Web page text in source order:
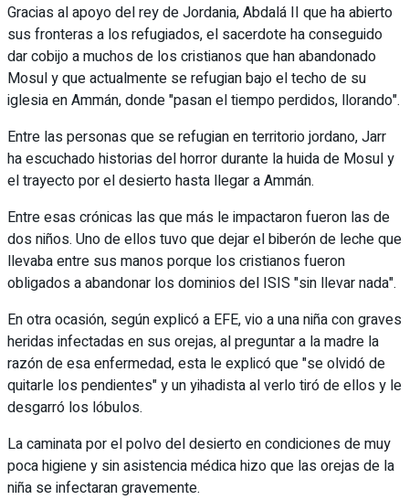
Gracias al apoyo del rey de Jordania, Abdalá II que ha abierto
sus fronteras a los refugiados, el sacerdote ha conseguido
dar cobijo a muchos de los cristianos que han abandonado
Mosul y que actualmente se refugian bajo el techo de su
iglesia en Ammán, donde "pasan el tiempo perdidos, llorando".
Entre las personas que se refugian en territorio jordano, Jarr
ha escuchado historias del horror durante la huida de Mosul y
el trayecto por el desierto hasta llegar a Ammán.
Entre esas crónicas las que más le impactaron fueron las de
dos niños. Uno de ellos tuvo que dejar el biberón de leche que
llevaba entre sus manos porque los cristianos fueron
obligados a abandonar los dominios del ISIS "sin llevar nada".
En otra ocasión, según explicó a EFE, vio a una niña con graves
heridas infectadas en sus orejas, al preguntar a la madre la
razón de esa enfermedad, esta le explicó que "se olvidó de
quitarle los pendientes" y un yihadista al verlo tiró de ellos y le
desgarró los lóbulos.
La caminata por el polvo del desierto en condiciones de muy
poca higiene y sin asistencia médica hizo que las orejas de la
niña se infectaran gravemente.